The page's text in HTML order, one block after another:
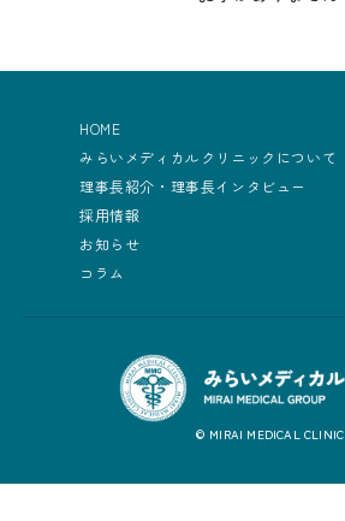
HOME
みらいメディカルクリニックについて
理事長紹介・理事長インタビュー
採用情報
お知らせ
コラム
© MIRAI MEDICAL CLINIC